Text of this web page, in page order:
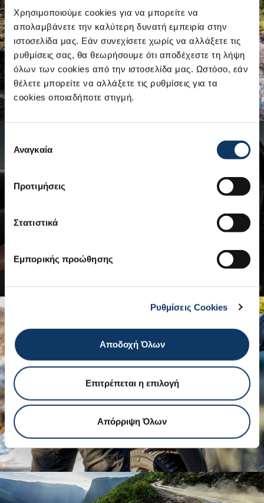
Χρησιμοποιούμε cookies για να μπορείτε να
απολαμβάνετε την καλύτερη δυνατή εμπειρία στην
ιστοσελίδα μας. Εάν συνεχίσετε χωρίς να αλλάξετε τις
ρυθμίσεις σας, θα θεωρήσουμε ότι αποδέχεστε τη λήψη
όλων των cookies από την ιστοσελίδα μας. Ωστόσο, εάν
θέλετε μπορείτε να αλλάξετε τις ρυθμίσεις για τα
cookies οποιαδήποτε στιγμή.
συγκατάθεσης
Αναγκαία
Προτιμήσεις
Στατιστικά
Εμπορικής προώθησης
Ρυθμίσεις Cookies
Αποδοχή Όλων
Επιτρέπεται η επιλογή
Απόρριψη Όλων